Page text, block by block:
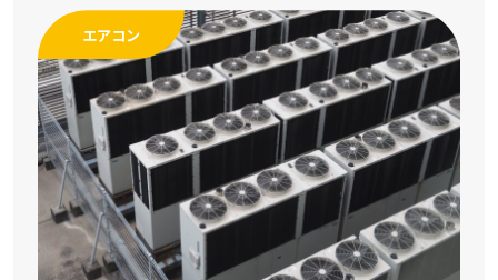
エアコン